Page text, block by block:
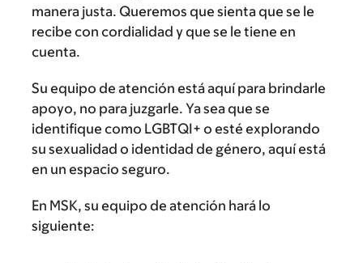
manera justa. Queremos que sienta que se le
recibe con cordialidad y que se le tiene en
cuenta.
Su equipo de atención está aquí para brindarle
apoyo, no para juzgarle. Ya sea que se
identifique como LGBTQI+ o esté explorando
su sexualidad o identidad de género, aquí está
en un espacio seguro.
En MSK, su equipo de atención hará lo
siguiente: